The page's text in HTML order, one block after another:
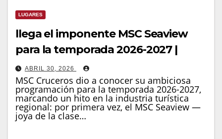
LUGARES
llega el imponente MSC Seaview
para la temporada 2026-2027 |
ABRIL 30, 2026
MSC Cruceros dio a conocer su ambiciosa
programación para la temporada 2026-2027,
marcando un hito en la industria turística
regional: por primera vez, el MSC Seaview —
joya de la clase…